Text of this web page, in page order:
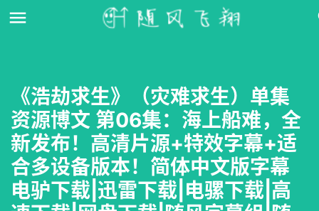
《浩劫求生》（灾难求生）单集
资源博文 第06集：海上船难，全
新发布！高清片源+特效字幕+适
合多设备版本！简体中文版字幕
电驴下载|迅雷下载|电骡下载|高